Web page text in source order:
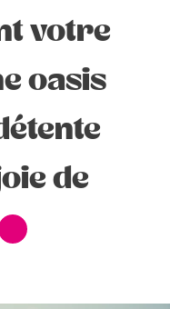
votre
oasis
de